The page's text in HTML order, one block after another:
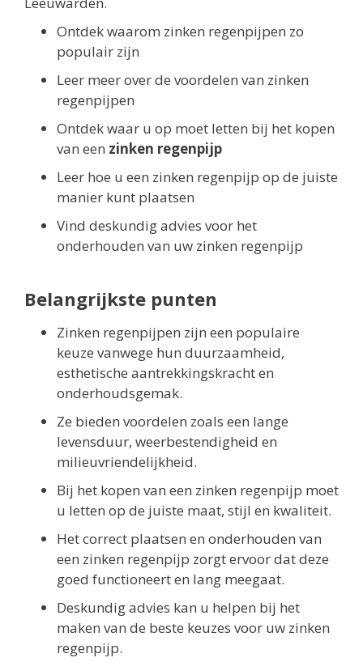
Ontdek waarom zinken regenpijpen zo
populair zijn
Leer meer over de voordelen van zinken
regenpijpen
Ontdek waar u op moet letten bij het kopen
van een zinken regenpijp
Leer hoe u een zinken regenpijp op de juiste
manier kunt plaatsen
Vind deskundig advies voor het
onderhouden van uw zinken regenpijp
Belangrijkste punten
Zinken regenpijpen zijn een populaire
keuze vanwege hun duurzaamheid,
esthetische aantrekkingskracht en
onderhoudsgemak.
Ze bieden voordelen zoals een lange
levensduur, weerbestendigheid en
milieuvriendelijkheid.
Bij het kopen van een zinken regenpijp moet
u letten op de juiste maat, stijl en kwaliteit.
Het correct plaatsen en onderhouden van
een zinken regenpijp zorgt ervoor dat deze
goed functioneert en lang meegaat.
Deskundig advies kan u helpen bij het
maken van de beste keuzes voor uw zinken
regenpijp.